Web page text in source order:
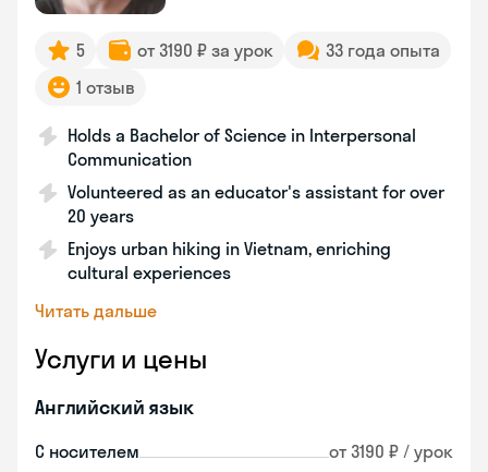
5 от 3190 ₽ за урок
33 года опыта
1 отзыв
Holds a Bachelor of Science in Interpersonal
Communication
Volunteered as an educator's assistant for over
20 years
Enjoys urban hiking in Vietnam, enriching
cultural experiences
Читать дальше
Услуги и цены
Английский язык
С носителем от 3190 ₽ / урок